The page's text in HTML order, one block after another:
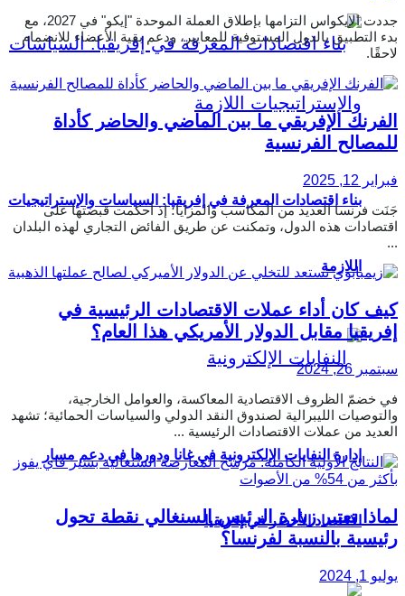
بناء اقتصادات المعرفة في إفريقيا: السياسات والإستراتيجيات
اللازمة
إدارة النفايات الإلكترونية في غانا ودورها في دعم مسار
الاقتصاد الأخضر في إفريقيا
جددت الإيكواس التزامها بإطلاق العملة الموحدة "إيكو" في 2027، مع
بدء التطبيق بالدول المستوفية للمعايير، ودعم بقية الأعضاء للانضمام
لاحقًا.
الفرنك الإفريقي ما بين الماضي والحاضر كأداة
للمصالح الفرنسية
فبراير 12, 2025
جَنَت فرنسا العديد من المكاسب والمزايا؛ إذ أحكمت قبضتها على
اقتصادات هذه الدول، وتمكنت عن طريق الفائض التجاري لهذه البلدان
...
كيف كان أداء عملات الاقتصادات الرئيسية في
إفريقيا مقابل الدولار الأمريكي هذا العام؟
سبتمبر 26, 2024
في خضمّ الظروف الاقتصادية المعاكسة، والعوامل الخارجية،
والتوصيات الليبرالية لصندوق النقد الدولي والسياسات الحمائية؛ تشهد
العديد من عملات الاقتصادات الرئيسية ...
لماذا تعتبر زيارة الرئيس السنغالي نقطة تحول
رئيسية بالنسبة لفرنسا؟
يوليو 1, 2024